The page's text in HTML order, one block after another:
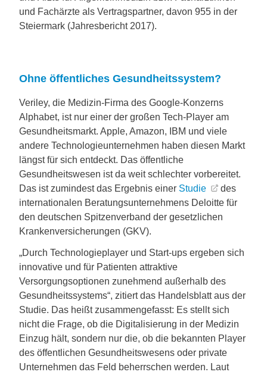
und Fachärzte als Vertragspartner, davon 955 in der
Steiermark (Jahresbericht 2017).
Ohne öffentliches Gesundheitssystem?
Veriley, die Medizin-Firma des Google-Konzerns
Alphabet, ist nur einer der großen Tech-Player am
Gesundheitsmarkt. Apple, Amazon, IBM und viele
andere Technologieunternehmen haben diesen Markt
längst für sich entdeckt. Das öffentliche
Gesundheitswesen ist da weit schlechter vorbereitet.
Das ist zumindest das Ergebnis einer Studie
des
internationalen Beratungsunternehmens Deloitte für
den deutschen Spitzenverband der gesetzlichen
Krankenversicherungen (GKV).
„Durch Technologieplayer und Start-ups ergeben sich
innovative und für Patienten attraktive
Versorgungsoptionen zunehmend außerhalb des
Gesundheitssystems“, zitiert das Handelsblatt aus der
Studie. Das heißt zusammengefasst: Es stellt sich
nicht die Frage, ob die Digitalisierung in der Medizin
Einzug hält, sondern nur die, ob die bekannten Player
des öffentlichen Gesundheitswesens oder private
Unternehmen das Feld beherrschen werden. Laut